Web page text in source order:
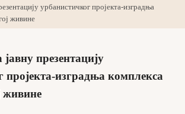
урбанистичког пројекта-изградња
живине
презентацију
пројекта-изградња комплекса
живине